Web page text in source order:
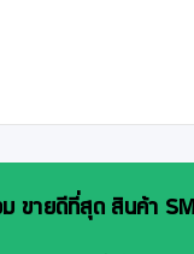
ขายดีที่สุด สินค้า